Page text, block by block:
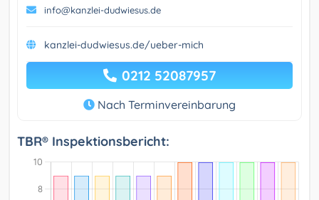
info@kanzlei-dudwiesus.de
kanzlei-dudwiesus.de/ueber-mich
0212 52087957
Nach Terminvereinbarung
TBR® Inspektionsbericht: